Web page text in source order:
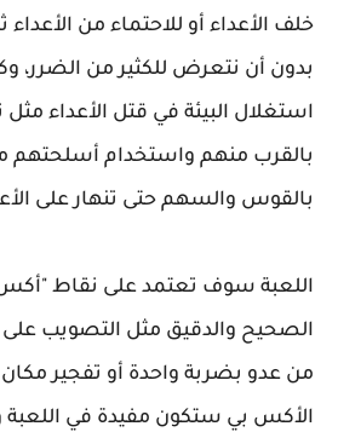
خلف الأعداء أو للاحتماء من
بدون أن نتعرض للكثير من الضرر،
استغلال البيئة في قتل الأعداء مثل
بالقرب منهم واستخدام أسلحتهم
بالقوس والسهم حتى تنهار على
اللعبة سوف تعتمد على نقاط
الصحيح والدقيق مثل التصويب على
من عدو بضربة واحدة أو تفجير مكان
الأكس بي ستكون مفيدة في اللعبة